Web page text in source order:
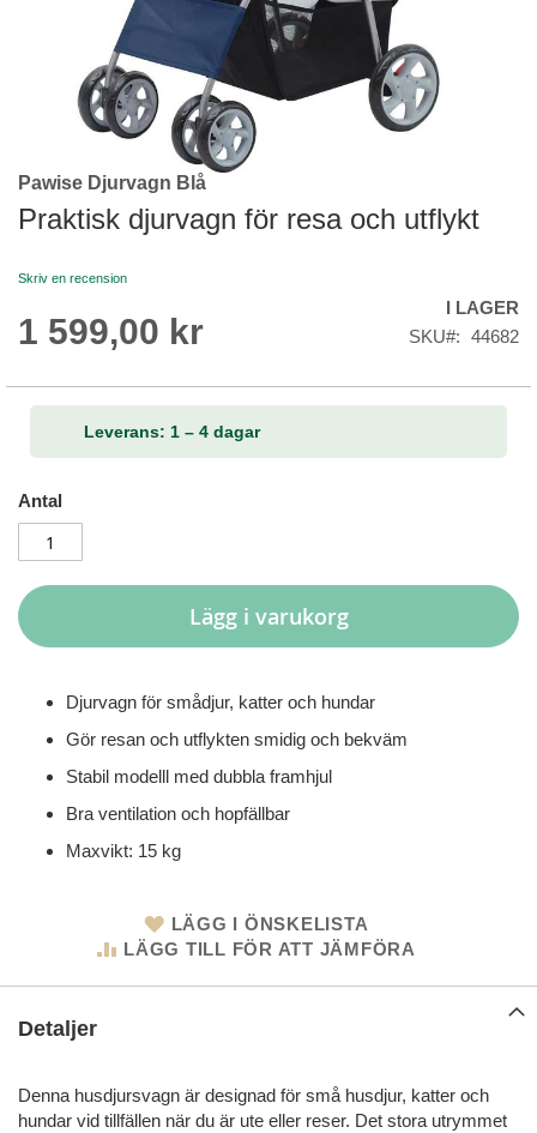
Skip
to
the
of
images
Pawise Djurvagn Blå
Praktisk djurvagn för resa och utflykt
Skriv en recension
1 599,00 kr
I LAGER
SKU
44682
Leverans: 1 – 4 dagar
Antal
Lägg i varukorg
Djurvagn för smådjur, katter och hundar
Gör resan och utflykten smidig och bekväm
Stabil modelll med dubbla framhjul
Bra ventilation och hopfällbar
Maxvikt: 15 kg
LÄGG I ÖNSKELISTA
LÄGG TILL FÖR ATT JÄMFÖRA
Detaljer
Denna husdjursvagn är designad för små husdjur, katter och
hundar vid tillfällen när du är ute eller reser. Det stora utrymmet